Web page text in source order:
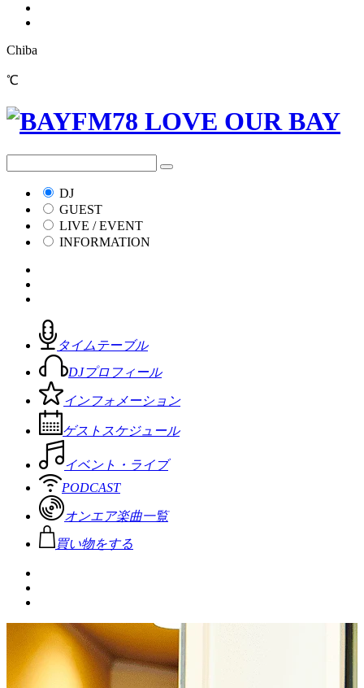
Chiba
℃
DJ
GUEST
LIVE / EVENT
INFORMATION
タイムテーブル
DJプロフィール
インフォメーション
ゲストスケジュール
イベント・ライブ
PODCAST
オンエア楽曲一覧
買い物をする